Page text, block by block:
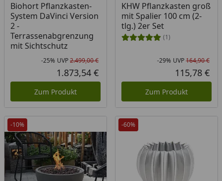
Biohort Pflanzkasten-
System DaVinci Version
2 -
Terrassenabgrenzung
mit Sichtschutz
Rabatt in Prozent
-25%
Ursprünglicher Preis
UVP2.499,00 €
Aktueller Preis
1.873,54 €
Zum Produkt
KHW Pflanzkasten groß
mit Spalier 100 cm (2-
tlg.) 2er Set
(1)
-29% UVP164,90 €
115,78 €
Zum Produkt
-10% -60%